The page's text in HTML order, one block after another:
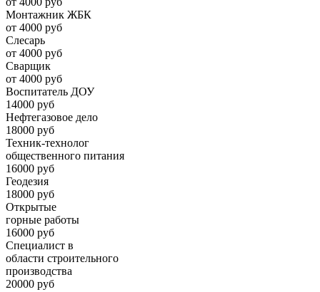
Монтажник ЖБК
от 4000 руб
Слесарь
от 4000 руб
Сварщик
от 4000 руб
Воспитатель ДОУ
14000 руб
Нефтегазовое дело
18000 руб
Техник-технолог
общественного питания
16000 руб
Геодезия
18000 руб
Открытые
горные работы
16000 руб
Специалист в
области строительного
производства
20000 руб